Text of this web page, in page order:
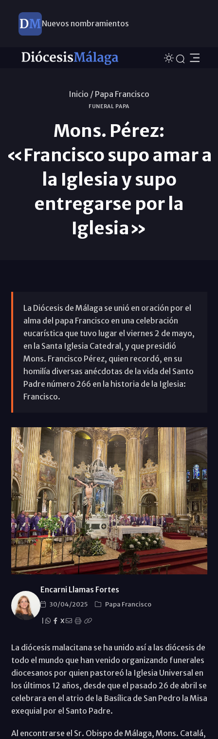
Nuevos nombramientos
Inicio / Papa Francisco
FUNERAL PAPA
Mons. Pérez:
«Francisco supo amar a
la Iglesia y supo
entregarse por la
Iglesia»
La Diócesis de Málaga se unió en oración por el
alma del papa Francisco en una celebración
eucarística que tuvo lugar el viernes 2 de mayo,
en la Santa Iglesia Catedral, y que presidió
Mons. Francisco Pérez, quien recordó, en su
homilía diversas anécdotas de la vida del Santo
Padre número 266 en la historia de la Iglesia:
Francisco.
Encarni Llamas Fortes
30/04/2025
Papa Francisco
X
La diócesis malacitana se ha unido así a las diócesis de
todo el mundo que han venido organizando funerales
diocesanos por quien pastoreó la Iglesia Universal en
los últimos 12 años, desde que el pasado 26 de abril se
celebrara en el atrio de la Basílica de San Pedro la Misa
exequial por el Santo Padre.
Al encontrarse el Sr. Obispo de Málaga, Mons. Catalá,